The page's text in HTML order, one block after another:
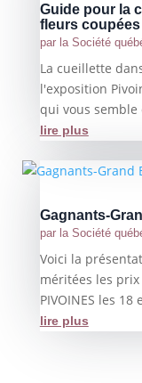
Guide pour la
fleurs
par la Société
La cueillette
l'exposition
qui vous semble
lire plus
Gagnants-
par la Société
Voici la
méritées les prix
PIVOINES les 18
lire plus